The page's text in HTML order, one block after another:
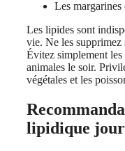
Les margarines
Les lipides sont
vie. Ne les supprimez
Évitez simplement les
animales le soir.
végétales et les
lipidique